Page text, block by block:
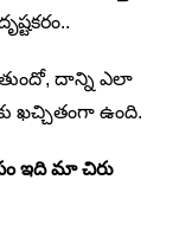
దాన్ని ఎలా
ఖచ్చితంగా ఉంది.
ఇది మా చిరు